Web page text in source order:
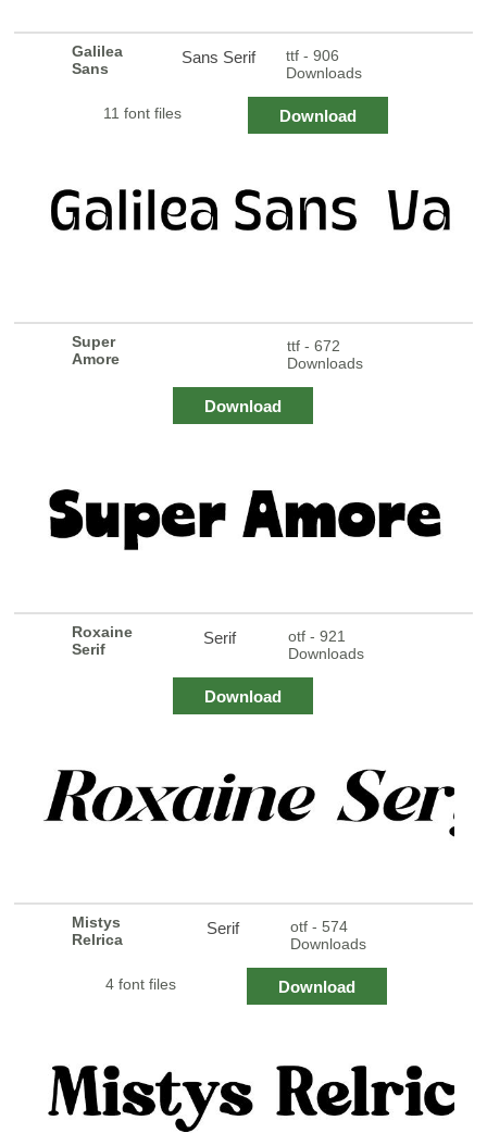
Galilea
Sans
Sans Serif
ttf - 906
Downloads
11 font files Download
Super
Amore
ttf - 672
Downloads
Download
Roxaine
Serif
Serif
otf - 921
Downloads
Download
Mistys
Relrica
Serif
otf - 574
Downloads
4 font files Download